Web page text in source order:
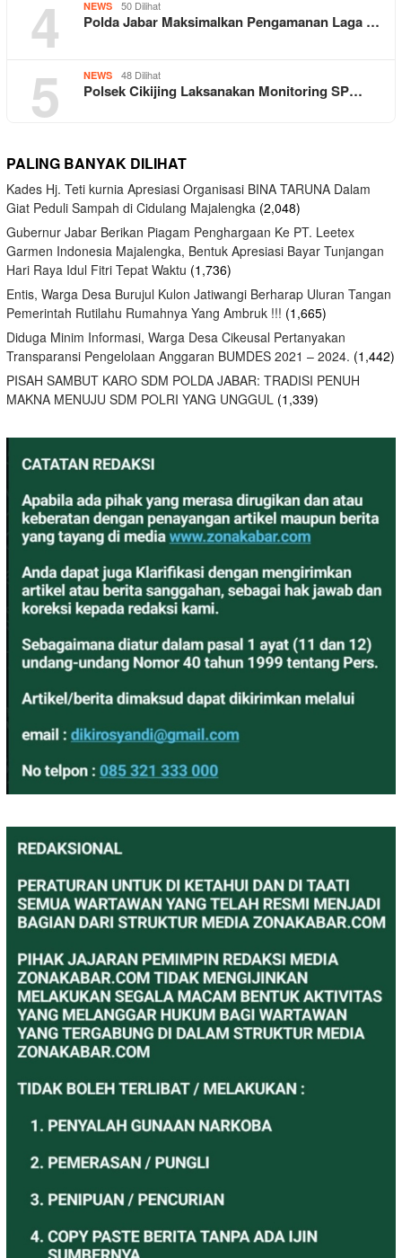
4 NEWS 50 Dilihat
Polda Jabar Maksimalkan Pengamanan Laga …
5 NEWS 48 Dilihat
Polsek Cikijing Laksanakan Monitoring SP…
PALING BANYAK DILIHAT
Kades Hj. Teti kurnia Apresiasi Organisasi BINA TARUNA Dalam
Giat Peduli Sampah di Cidulang Majalengka (2,048)
Gubernur Jabar Berikan Piagam Penghargaan Ke PT. Leetex
Garmen Indonesia Majalengka, Bentuk Apresiasi Bayar Tunjangan
Hari Raya Idul Fitri Tepat Waktu (1,736)
Entis, Warga Desa Burujul Kulon Jatiwangi Berharap Uluran Tangan
Pemerintah Rutilahu Rumahnya Yang Ambruk !!! (1,665)
Diduga Minim Informasi, Warga Desa Cikeusal Pertanyakan
Transparansi Pengelolaan Anggaran BUMDES 2021 – 2024. (1,442)
PISAH SAMBUT KARO SDM POLDA JABAR: TRADISI PENUH
MAKNA MENUJU SDM POLRI YANG UNGGUL (1,339)